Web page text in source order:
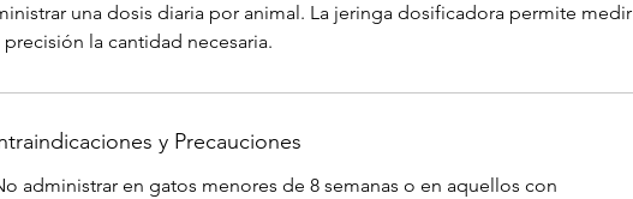
una dosis diaria por animal. La jeringa dosificadora permite medir
la cantidad necesaria.
y Precauciones
administrar en gatos menores de 8 semanas o en aquellos con